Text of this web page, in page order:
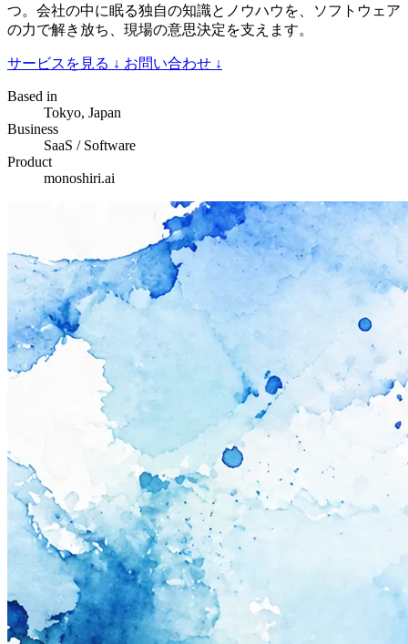
つ。会社の中に眠る独自の知識とノウハウを、ソフトウェア
の力で解き放ち、現場の意思決定を支えます。
サービスを見る ↓ お問い合わせ ↓
Based in
Tokyo, Japan
Business
SaaS / Software
Product
monoshiri.ai